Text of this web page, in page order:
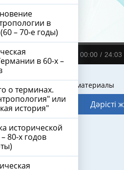
в
– 70-е годы)
в 60-х –
о терминах.
или
история"
исторической
80-х годов
00:00 24:03
Видеодәріс материалы
Дәрісті